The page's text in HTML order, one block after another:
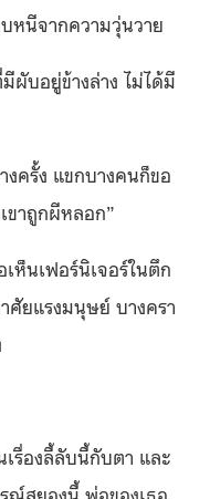
หนีจากความวุ่นวาย
ผับอยู่ข้างล่าง ไม่ได้มี
งครั้ง แขกบางคนก็ขอ
ขาถูกผีหลอก”
ห็นเฟอร์นิเจอร์ในตึก
ศัยแรงมนุษย์ บางครา
เรื่องลี้ลับนี้กับตา และ
ณ์สยองนี้ พ่อของเธอ